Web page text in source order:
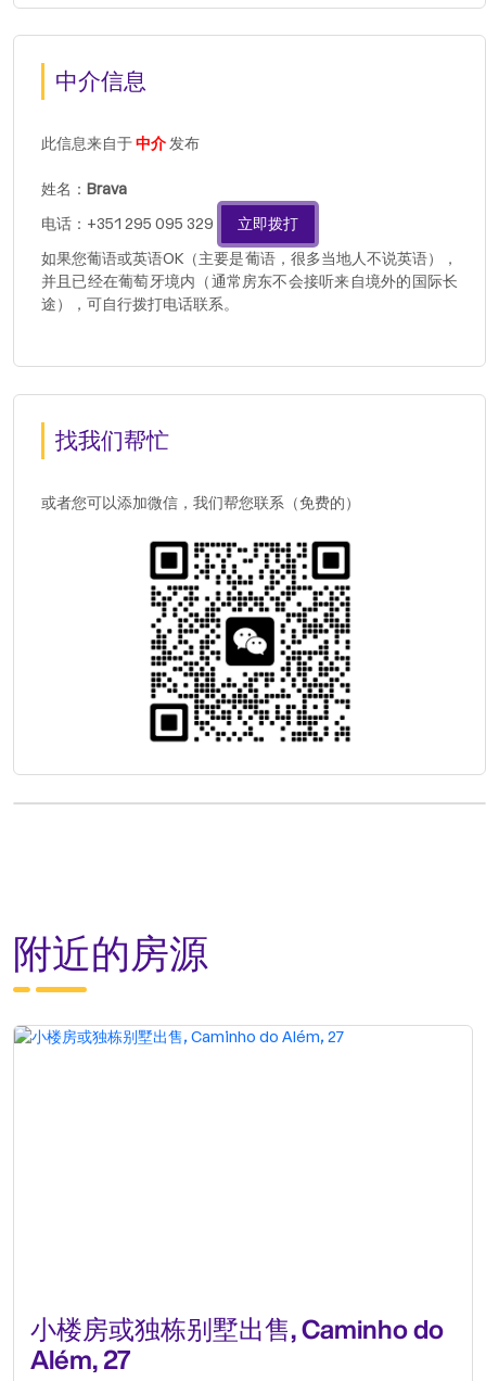
中介信息
此信息来自于中介发布
姓名： Brava
电话：+351 295 095 329
立即拨打
如果您葡语或英语OK（主要是葡语，很多当地人不说英语），
并且已经在葡萄牙境内（通常房东不会接听来自境外的国际长
途），可自行拨打电话联系。
找我们帮忙
或者您可以添加微信，我们帮您联系（免费的）
附近的房源
小楼房或独栋别墅出售, Caminho do
Além, 27